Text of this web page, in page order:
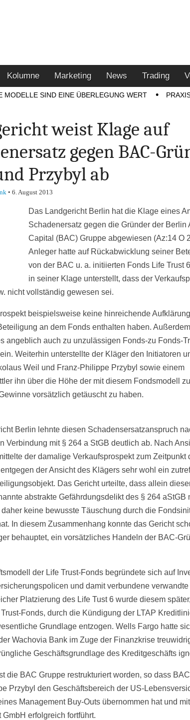
Kolumne Marketing News Trading
MODELLE SIND EINE ÜBERLEGUNG WERT
weist Klage auf
gegen BAC-
Przybyl ab
• 6. August 2013
Das Landgericht Berlin hat die Klage eines
Schadenersatz gegen die Gründer der Berlin
Capital (BAC) Gruppe abgewiesen (Az:14 O
Anleger hatte auf Rückabwicklung seiner
von der BAC u. a. initiierten Fonds Life Trust
in seiner Klage unterstellt, dass der
nicht vollständig gewesen sei.
beispielsweise keine hinreichende
an dem Fonds enthalten haben.
angeblich auch zu unzulässigen Fonds-zu Fonds-
Weiterhin unterstellte der Kläger den Initiatoren
Weil und Franz-Philippe Przybyl sowie einem
ihn über die Höhe der mit diesem Fondsmodell zu
vorsätzlich getäuscht zu haben.
Berlin lehnte diesen Schadensersatzanspruch
Verbindung mit § 264 a StGB deutlich ab. Nach
der damalige Verkaufsprospekt zum Zeitpunkt
der Ansicht des Klägers sehr wohl ein
Das Gericht urteilte, dass allein
abstrakte Gefährdungsdelikt des § 264 aStGB
keine bewusste Täuschung durch die
In diesem Zusammenhang konnte das Gericht
behauptet, ein vorsätzliches Handeln der BAC-
der Life Trust-Fonds begründete sich auf
und damit verbundene verwandte
Platzierung des Life Tust 6 wurde diesem
Fonds, durch die Kündigung der LTAP
Grundlage entzogen. Wells Fargo hatte
Wachovia Bank im Zuge der Finanzkrise
Geschäftsgrundlage des Kreditgeschäfts
die BAC Gruppe restrukturiert worden, so dass
Przybyl den Geschäftsbereich der US-
Management Buy-Outs übernommen hat und
GmbH erfolgreich fortführt.